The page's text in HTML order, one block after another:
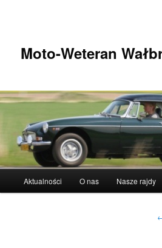
Moto-Weteran
Aktualności O nas Nasze rajdy